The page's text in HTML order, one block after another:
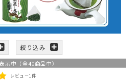
絞り込み
示中（全40商品中）
レビュー1件